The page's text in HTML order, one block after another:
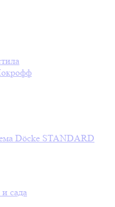
Döcke STANDARD
сада